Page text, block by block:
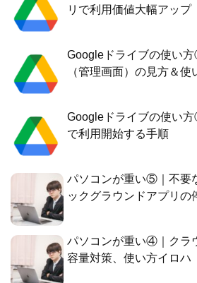
リで利用価値大幅アップ
Googleドライブの使い
（管理画面）の見方＆使
Googleドライブの使い
で利用開始する手順
パソコンが重い⑤｜不要
ックグラウンドアプリの
パソコンが重い④｜クラ
容量対策、使い方イロハ